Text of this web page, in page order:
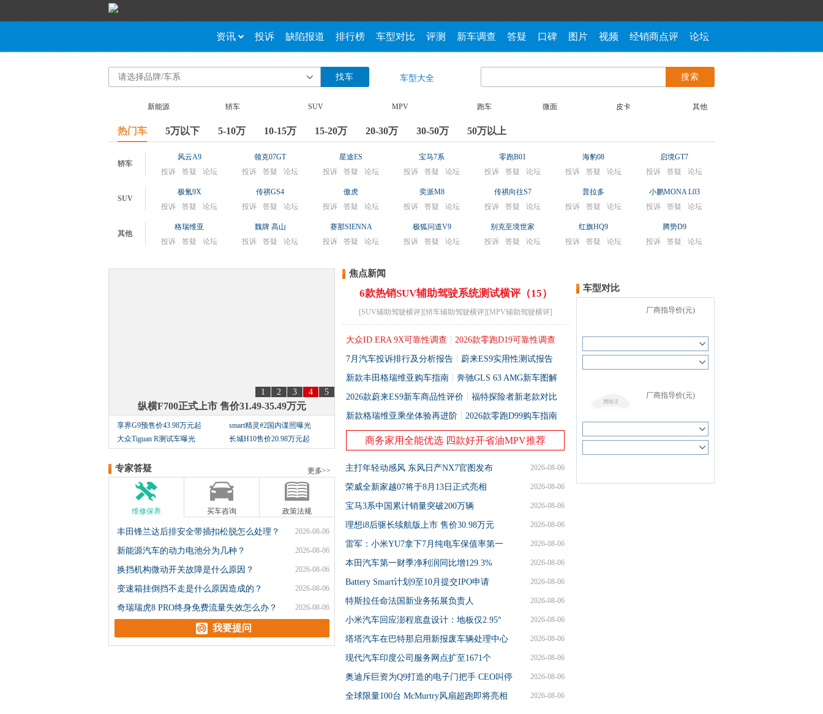
资讯 投诉 缺陷报道 排行榜 车型对比 评测 新车调查 答疑 口碑 图片 视频 经销商点评 论坛
请选择品牌/车系 找车 车型大全
新能源 轿车 SUV MPV 跑车 微面 皮卡 其他
热门车 5万以下 5-10万 10-15万 15-20万 20-30万 30-50万 50万以上
轿车
风云A9
投诉
答疑 论坛
领克07GT
投诉
答疑 论坛
星途ES
投诉
答疑 论坛
宝马7系
投诉
答疑 论坛
零跑B01
投诉
答疑 论坛
海豹08
投诉
答疑 论坛
启境GT7
投诉
答疑 论坛
SUV
极氪9X
投诉
答疑 论坛
传祺GS4
投诉
答疑 论坛
傲虎
投诉
答疑 论坛
奕派M8
投诉
答疑 论坛
传祺向往S7
投诉
答疑 论坛
普拉多
投诉
答疑 论坛
小鹏MONA L03
投诉
答疑 论坛
其他
格瑞维亚
投诉
答疑 论坛
魏牌 高山
投诉
答疑 论坛
赛那SIENNA
投诉
答疑 论坛
极狐问道V9
投诉
答疑 论坛
别克至境世家
投诉
答疑 论坛
红旗HQ9
投诉
答疑 论坛
腾势D9
投诉
答疑 论坛
纵横F700正式上市 售价31.49-35.49万元
1 2 3 4 5
享界G9预售价43.98万元起
smart精灵#2国内谍照曝光
大众Tiguan R测试车曝光
长城H10售价20.98万元起
更多>>
专家答疑
维修保养 买车咨询 政策法规
2026-08-06
丰田锋兰达后排安全带插扣松脱怎么处理？
2026-08-06
新能源汽车的动力电池分为几种？
2026-08-06
换挡机构微动开关故障是什么原因？
2026-08-06
变速箱挂倒挡不走是什么原因造成的？
2026-08-06
奇瑞瑞虎8 PRO终身免费流量失效怎么办？
我要提问
焦点新闻
6款热销SUV辅助驾驶系统测试横评（15）
[SUV辅助驾驶横评][轿车辅助驾驶横评][MPV辅助驾驶横评]
大众ID.ERA 9X可靠性调查 2026款零跑D19可靠性调查
7月汽车投诉排行及分析报告 蔚来ES9实用性测试报告
新款丰田格瑞维亚购车指南 奔驰GLS 63 AMG新车图解
2026款蔚来ES9新车商品性评价 福特探险者新老款对比
新款格瑞维亚乘坐体验再进阶 2026款零跑D99购车指南
商务家用全能优选 四款好开省油MPV推荐
2026-08-06
主打年轻动感风 东风日产NX7官图发布
2026-08-06
荣威全新家越07将于8月13日正式亮相
2026-08-06
宝马3系中国累计销量突破200万辆
2026-08-06
理想i8后驱长续航版上市 售价30.98万元
2026-08-06
雷军：小米YU7拿下7月纯电车保值率第一
2026-08-06
本田汽车第一财季净利润同比增129.3%
2026-08-06
Battery Smart计划9至10月提交IPO申请
2026-08-06
特斯拉任命法国新业务拓展负责人
2026-08-06
小米汽车回应澎程底盘设计：地板仅2.95°
2026-08-06
塔塔汽车在巴特那启用新报废车辆处理中心
2026-08-06
现代汽车印度公司服务网点扩至1671个
2026-08-06
奥迪斥巨资为Q9打造的电子门把手 CEO叫停
2026-08-06
全球限量100台 McMurtry风扇超跑即将亮相
车型对比
厂商指导价(元)
厂商指导价(元)